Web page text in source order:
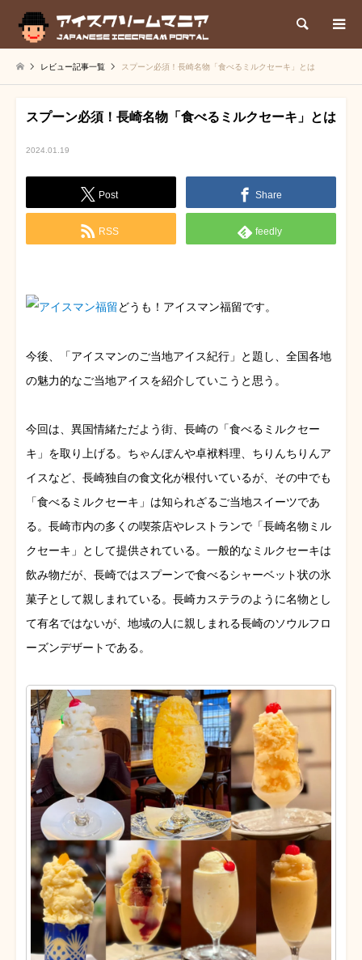
検索
レビュー記事一覧 スプーン必須！長崎名物「食べるミルクセーキ」とは
スプーン必須！長崎名物「食べるミルクセーキ」とは
2024.01.19
Post Share
RSS feedly
どうも！アイスマン福留です。
今後、「アイスマンのご当地アイス紀行」と題し、全国各地
の魅力的なご当地アイスを紹介していこうと思う。
今回は、異国情緒ただよう街、長崎の「食べるミルクセー
キ」を取り上げる。ちゃんぽんや卓袱料理、ちりんちりんア
イスなど、長崎独自の食文化が根付いているが、その中でも
「食べるミルクセーキ」は知られざるご当地スイーツであ
る。長崎市内の多くの喫茶店やレストランで「長崎名物ミル
クセーキ」として提供されている。一般的なミルクセーキは
飲み物だが、長崎ではスプーンで食べるシャーベット状の氷
菓子として親しまれている。長崎カステラのように名物とし
て有名ではないが、地域の人に親しまれる長崎のソウルフロ
ーズンデザートである。